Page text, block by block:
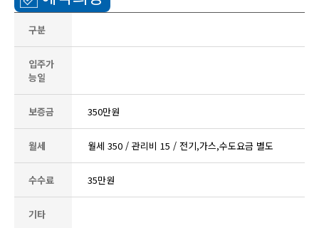
구분
입주가
능일
보증금 350만원
월세 월세 350 / 관리비 15 / 전기,가스,수도요금 별도
수수료 35만원
기타